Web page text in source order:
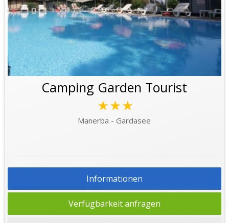
Camping Garden Tourist
★★★
Manerba - Gardasee
Informationen
Verfügbarkeit anfragen